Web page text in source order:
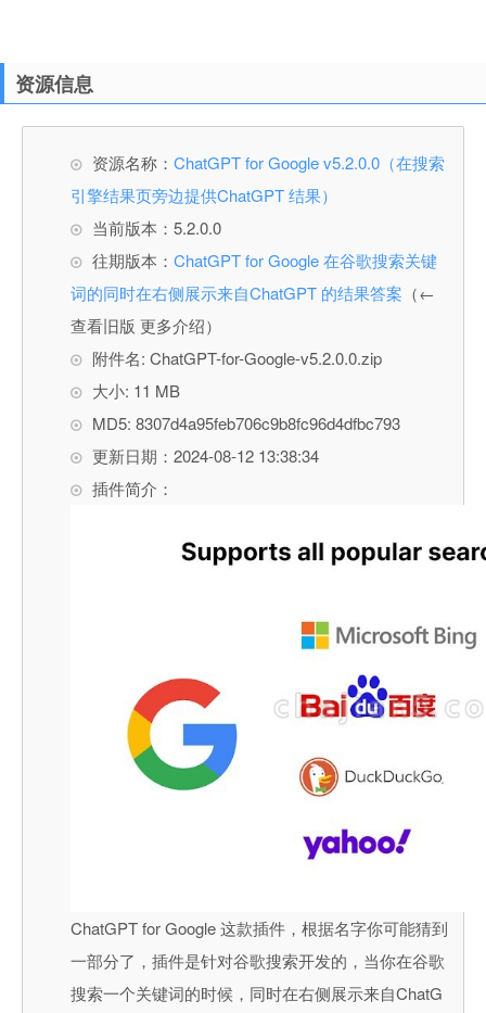
资源信息
资源名称： ChatGPT for Google v5.2.0.0（在搜索
引擎结果页旁边提供ChatGPT 结果）
当前版本：5.2.0.0
往期版本： ChatGPT for Google 在谷歌搜索关键
词的同时在右侧展示来自ChatGPT 的结果答案 （←
查看旧版 更多介绍）
附件名: ChatGPT-for-Google-v5.2.0.0.zip
大小: 11 MB
MD5: 8307d4a95feb706c9b8fc96d4dfbc793
更新日期：2024-08-12 13:38:34
插件简介：
ChatGPT for Google 这款插件，根据名字你可能猜到
一部分了，插件是针对谷歌搜索开发的，当你在谷歌
搜索一个关键词的时候，同时在右侧展示来自ChatG